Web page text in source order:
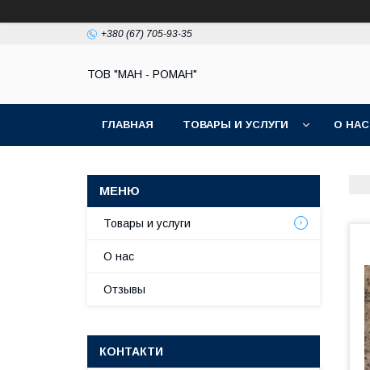
+380 (67) 705-93-35
ТОВ "МАН - РОМАН"
ГЛАВНАЯ ТОВАРЫ И УСЛУГИ О НАС
Товары и услуги
О нас
Отзывы
КОНТАКТИ